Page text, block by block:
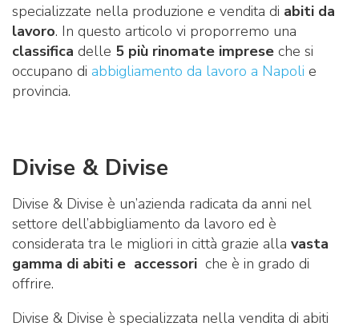
specializzate nella produzione e vendita di abiti da
lavoro. In questo articolo vi proporremo una
classifica delle 5 più rinomate imprese che si
occupano di abbigliamento da lavoro a Napoli e
provincia.
Divise & Divise
Divise & Divise è un’azienda radicata da anni nel
settore dell’abbigliamento da lavoro ed è
considerata tra le migliori in città grazie alla vasta
gamma di abiti e accessori che è in grado di
offrire.
Divise & Divise è specializzata nella vendita di abiti